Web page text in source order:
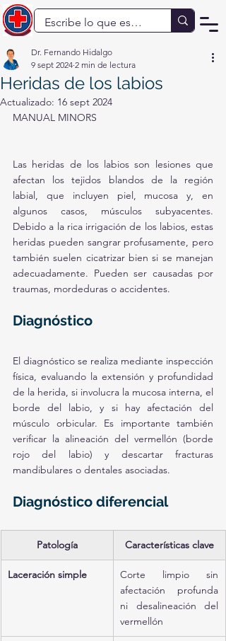
Heridas de los labios
Dr. Fernando Hidalgo
9 sept 2024 2 min de lectura
Actualizado: 16 sept 2024
MANUAL MINORS
Las heridas de los labios son lesiones que
afectan los tejidos blandos de la región
labial, que incluyen piel, mucosa y, en
algunos casos, músculos subyacentes.
Debido a la rica irrigación de los labios, estas
heridas pueden sangrar profusamente, pero
también suelen cicatrizar bien si se manejan
adecuadamente. Pueden ser causadas por
traumas, mordeduras o accidentes.
Diagnóstico
El diagnóstico se realiza mediante inspección
física, evaluando la extensión y profundidad
de la herida, si involucra la mucosa interna, el
borde del labio, y si hay afectación del
músculo orbicular. Es importante también
verificar la alineación del vermellón (borde
rojo del labio) y descartar fracturas
mandibulares o dentales asociadas.
Diagnóstico diferencial
Patología Características clave
Laceración simple
Corte limpio sin
afectación profunda
ni desalineación del
vermellón